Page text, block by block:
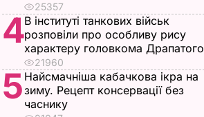
25357
4В інституті танкових військ
розповіли про особливу рису
характеру головкома Драпатого
21960
5 Найсмачніша кабачкова ікра на
зиму. Рецепт консервації без
часнику